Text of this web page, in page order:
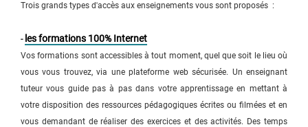
Trois grands types d'accès aux enseignements vous sont proposés :
- les formations 100% Internet
Vos formations sont accessibles à tout moment, quel que soit le lieu où
vous vous trouvez, via une plateforme web sécurisée. Un enseignant
tuteur vous guide pas à pas dans votre apprentissage en mettant à
votre disposition des ressources pédagogiques écrites ou filmées et en
vous demandant de réaliser des exercices et des activités. Des temps